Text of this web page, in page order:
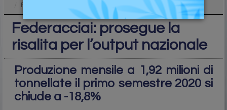
Federacciai: prosegue la risalita per l’output naz...
Federacciai: prosegue la
risalita per l’output nazionale
Produzione mensile a 1,92 milioni di
tonnellate il primo semestre 2020 si
chiude a -18,8%